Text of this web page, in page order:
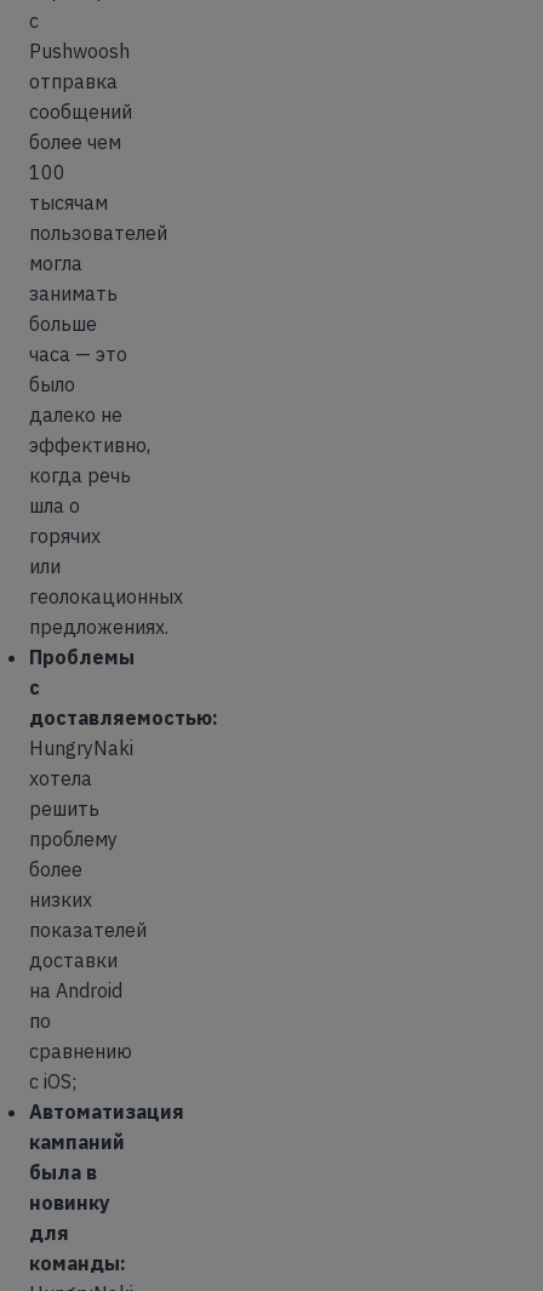
с
Pushwoosh
отправка
сообщений
более чем
100
тысячам
пользователей
могла
занимать
больше
часа — это
было
далеко не
эффективно,
когда речь
шла о
горячих
или
геолокационных
предложениях.
Проблемы
с
доставляемостью:
HungryNaki
хотела
решить
проблему
более
низких
показателей
доставки
на Android
по
сравнению
с iOS;
Автоматизация
кампаний
была в
новинку
для
команды: